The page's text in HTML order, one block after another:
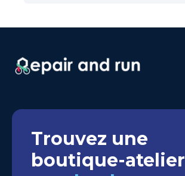
Trouvez une
boutique-atelier